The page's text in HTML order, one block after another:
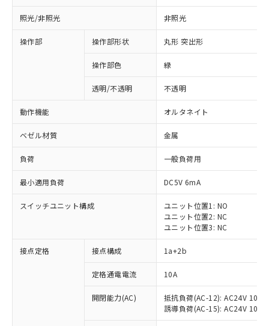
照光/非照光 非照光
操作部 操作部形状 丸形 突出形
操作部色 緑
透明/不透明 不透明
動作機能 オルタネイト
ベゼル材質 金属
負荷 一般負荷用
最小適用負荷 DC5V 6mA
スイッチユニット構成
ユニット位置1: NO
ユニット位置2: NC
ユニット位置3: NC
接点定格 接点構成 1a+2b
定格通電電流 10A
開閉能力(AC)
抵抗負荷(AC-12): AC24V 10A/
誘導負荷(AC-15): AC24V
※1 対応状況
対応済み：EU RoHS指令（10物質）の
非含有に対応した製品が提供可能な商品で
対応予定：EU RoHS指令（10物質）の非含